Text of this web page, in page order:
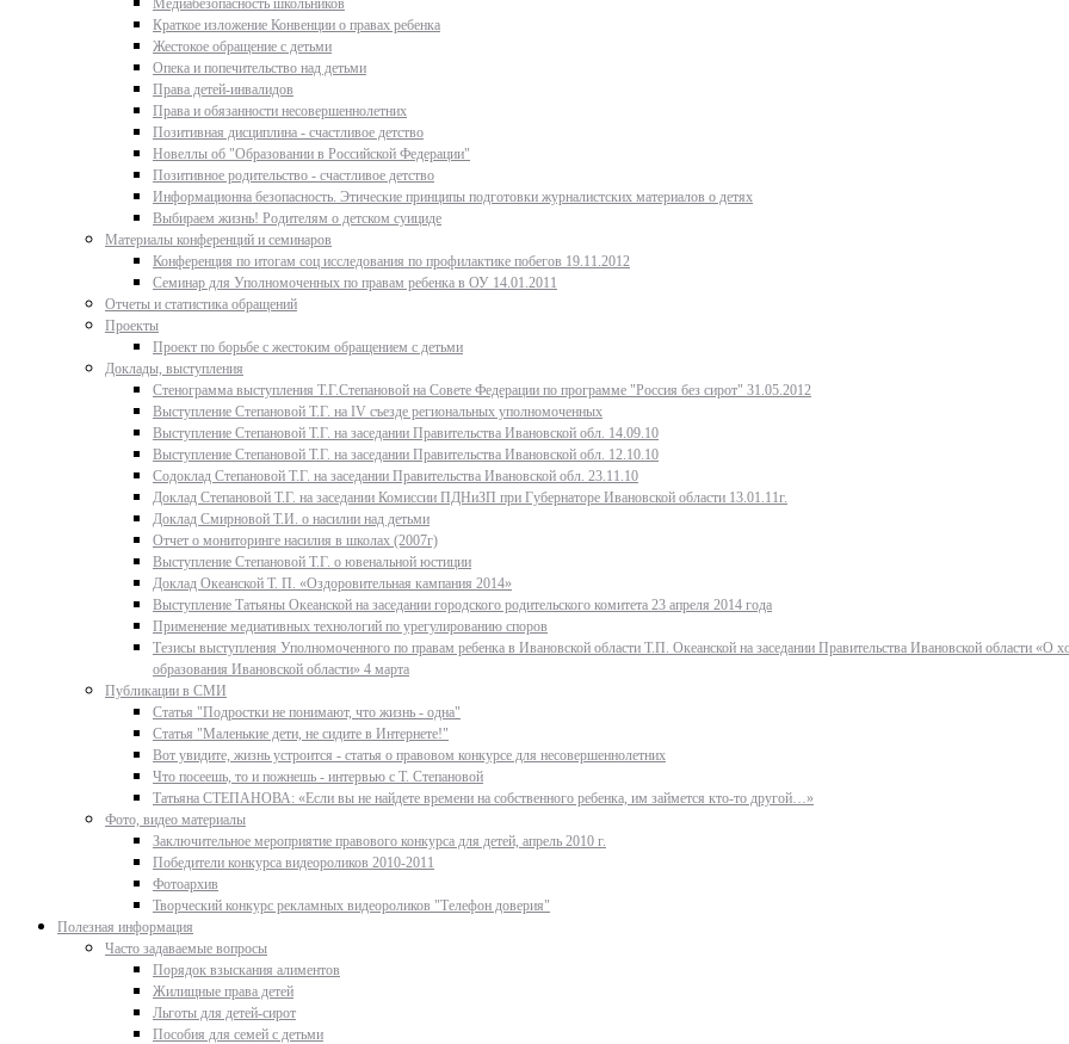
Медиабезопасность школьников
Краткое изложение Конвенции о правах ребенка
Жестокое обращение с детьми
Опека и попечительство над детьми
Права детей-инвалидов
Права и обязанности несовершеннолетних
Позитивная дисциплина - счастливое детство
Новеллы об "Образовании в Российской Федерации"
Позитивное родительство - счастливое детство
Информационна безопасность. Этические принципы подготовки журналистских материалов о детях
Выбираем жизнь! Родителям о детском суициде
Материалы конференций и семинаров
Конференция по итогам соц исследования по профилактике побегов 19.11.2012
Семинар для Уполномоченных по правам ребенка в ОУ 14.01.2011
Отчеты и статистика обращений
Проекты
Проект по борьбе с жестоким обращением с детьми
Доклады, выступления
Стенограмма выступления Т.Г.Степановой на Совете Федерации по программе "Россия без сирот" 31.05.2012
Выступление Степановой Т.Г. на IV съезде региональных уполномоченных
Выступление Степановой Т.Г. на заседании Правительства Ивановской обл. 14.09.10
Выступление Степановой Т.Г. на заседании Правительства Ивановской обл. 12.10.10
Содоклад Степановой Т.Г. на заседании Правительства Ивановской обл. 23.11.10
Доклад Степановой Т.Г. на заседании Комиссии ПДНиЗП при Губернаторе Ивановской области 13.01.11г.
Доклад Смирновой Т.И. о насилии над детьми
Отчет о мониторинге насилия в школах (2007г)
Выступление Степановой Т.Г. о ювенальной юстиции
Доклад Океанской Т. П. «Оздоровительная кампания 2014»
Выступление Татьяны Океанской на заседании городского родительского комитета 23 апреля 2014 года
Применение медиативных технологий по урегулированию споров
Тезисы выступления Уполномоченного по правам ребенка в Ивановской области Т.П. Океанской на заседании Правительства Ивановской области «О
образования Ивановской области» 4 марта
Публикации в СМИ
Статья "Подростки не понимают, что жизнь - одна"
Статья "Маленькие дети, не сидите в Интернете!"
Вот увидите, жизнь устроится - статья о правовом конкурсе для несовершеннолетних
Что посеешь, то и пожнешь - интервью с Т. Степановой
Татьяна СТЕПАНОВА: «Если вы не найдете времени на собственного ребенка, им займется кто-то другой…»
Фото, видео материалы
Заключительное мероприятие правового конкурса для детей, апрель 2010 г.
Победители конкурса видеороликов 2010-2011
Фотоархив
Творческий конкурс рекламных видеороликов "Телефон доверия"
Полезная информация
Часто задаваемые вопросы
Порядок взыскания алиментов
Жилищные права детей
Льготы для детей-сирот
Пособия для семей с детьми